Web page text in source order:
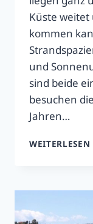
Küste
kommen
und
sind beide
besuchen
Jahren…
WEITERLESEN